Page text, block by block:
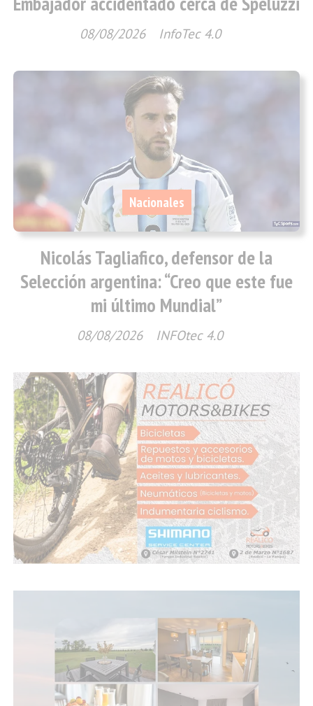
InfoTec 4.0
08/08/2026
Nicolás Tagliafico, defensor de la
Selección argentina: “Creo que este fue
mi último Mundial”
INFOtec 4.0
Nacionales
08/08/2026